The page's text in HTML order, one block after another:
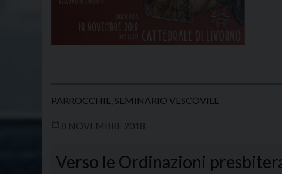
PARROCCHIE SEMINARIO VESCOVILE
8 NOVEMBRE 2018
Verso le Ordinazioni